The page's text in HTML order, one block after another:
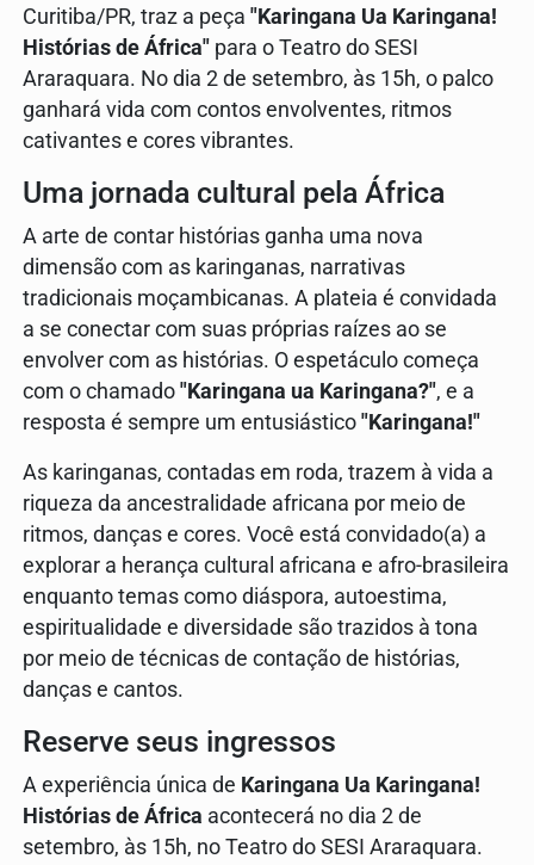
Curitiba/PR, traz a peça "Karingana Ua Karingana!
Histórias de África" para o Teatro do SESI
Araraquara. No dia 2 de setembro, às 15h, o palco
ganhará vida com contos envolventes, ritmos
cativantes e cores vibrantes.
Uma jornada cultural pela África
A arte de contar histórias ganha uma nova
dimensão com as karinganas, narrativas
tradicionais moçambicanas. A plateia é convidada
a se conectar com suas próprias raízes ao se
envolver com as histórias. O espetáculo começa
com o chamado "Karingana ua Karingana?", e a
resposta é sempre um entusiástico "Karingana!"
As karinganas, contadas em roda, trazem à vida a
riqueza da ancestralidade africana por meio de
ritmos, danças e cores. Você está convidado(a) a
explorar a herança cultural africana e afro-brasileira
enquanto temas como diáspora, autoestima,
espiritualidade e diversidade são trazidos à tona
por meio de técnicas de contação de histórias,
danças e cantos.
Reserve seus ingressos
A experiência única de Karingana Ua Karingana!
Histórias de África acontecerá no dia 2 de
setembro, às 15h, no Teatro do SESI Araraquara.